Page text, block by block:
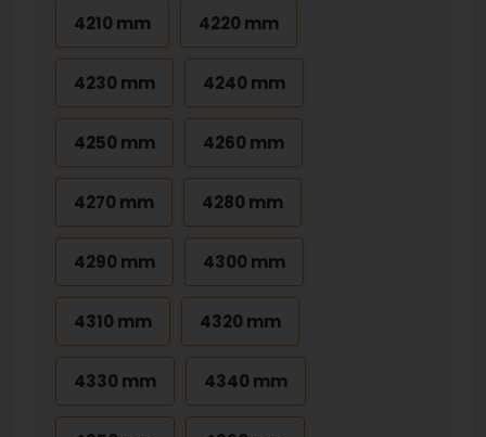
4210 mm 4220 mm
4230 mm 4240 mm
4250 mm 4260 mm
4270 mm 4280 mm
4290 mm 4300 mm
4310 mm 4320 mm
4330 mm 4340 mm